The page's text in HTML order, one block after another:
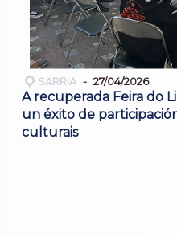
SARRIA 27/04/2026
A recuperada Feira do
un éxito de
culturais